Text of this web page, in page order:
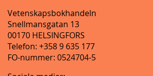
Vetenskapsbokhandeln
Snellmansgatan 13
00170 HELSINGFORS
Telefon: +358 9 635 177
FO-nummer: 0524704-5